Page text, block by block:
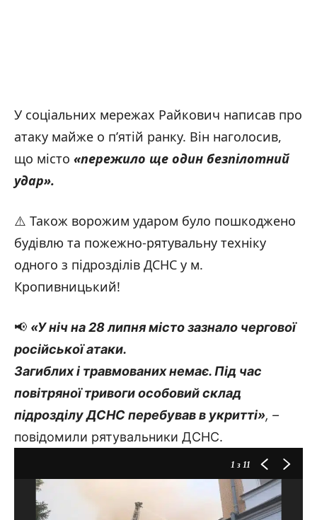
У соціальних мережах Райкович написав про
атаку майже о п’ятій ранку. Він наголосив,
що місто «пережило ще один безпілотний
удар».
⚠️ Також ворожим ударом було пошкоджено
будівлю та пожежно-рятувальну техніку
одного з підрозділів ДСНС у м.
Кропивницький!
📢 «У ніч на 28 липня місто зазнало чергової
російської атаки.
Загиблих і травмованих немає. Під час
повітряної тривоги особовий склад
підрозділу ДСНС перебував в укритті», –
повідомили рятувальники ДСНС.
1 з 11